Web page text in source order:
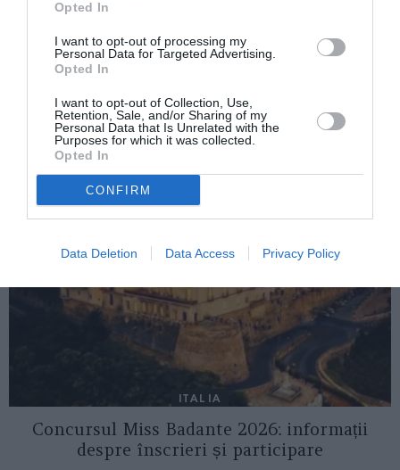
Opted In
I want to opt-out of processing my
Personal Data for Targeted Advertising.
Opted In
I want to opt-out of Collection, Use,
Retention, Sale, and/or Sharing of my
Personal Data that Is Unrelated with the
Purposes for which it was collected.
Opted In
CONFIRM
Data Deletion Data Access Privacy Policy
italian al unei tinere românce
Următorul articol
Maria Ştefanache, candidată la Milano (62
voturi): Vom câştiga!
AȚI PUTEA DORI DE
ITALIA
Concursul Miss Badante 2026: informații
despre înscrieri și participare